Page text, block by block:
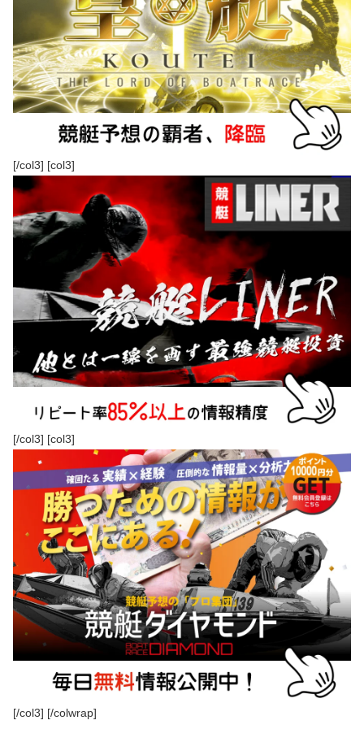
[/col3] [col3]
[/col3] [col3]
[/col3] [/colwrap]